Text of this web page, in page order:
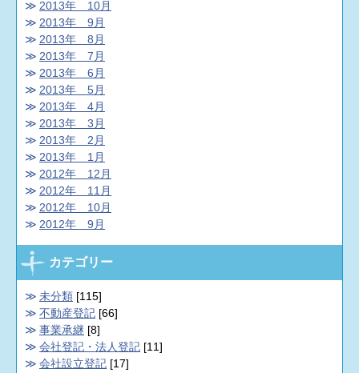
2013年 10月
2013年 9月
2013年 8月
2013年 7月
2013年 6月
2013年 5月
2013年 4月
2013年 3月
2013年 2月
2013年 1月
2012年 12月
2012年 11月
2012年 10月
2012年 9月
カテゴリー
未分類 [115]
不動産登記 [66]
事業承継 [8]
会社登記・法人登記 [11]
会社設立登記 [17]